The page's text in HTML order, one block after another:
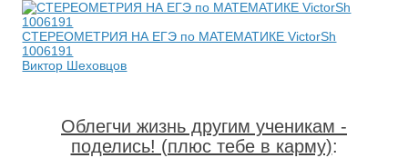
СТЕРЕОМЕТРИЯ НА ЕГЭ по МАТЕМАТИКЕ VictorSh
1006191
Виктор Шеховцов
Облегчи жизнь другим ученикам -
поделись! (плюс тебе в карму):